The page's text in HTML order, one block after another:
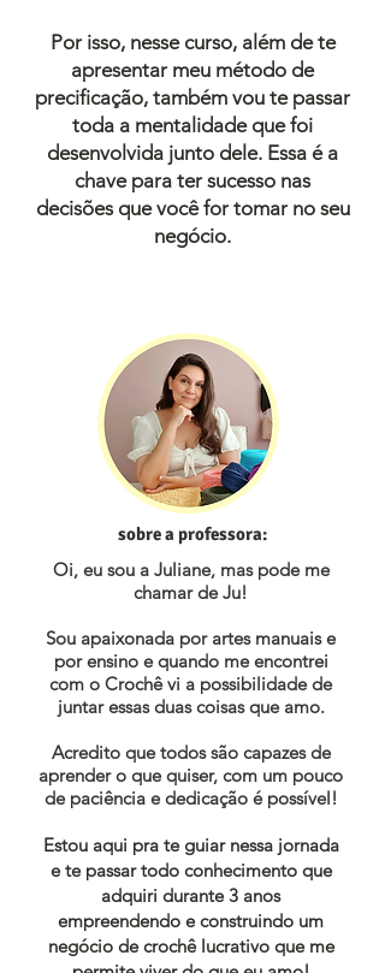
Por isso, nesse curso, além de te
apresentar meu método de
precificação, também vou te passar
toda a mentalidade que foi
desenvolvida junto dele. Essa é a
chave para ter sucesso nas
decisões que você for tomar no seu
negócio.
Oi, eu sou a Juliane, mas pode me
chamar de Ju!
Sou apaixonada por artes manuais e
por ensino e quando me encontrei
com o Crochê vi a possibilidade de
juntar essas duas coisas que amo.
Acredito que todos são capazes de
aprender o que quiser, com um pouco
de paciência e dedicação é possível!
Estou aqui pra te guiar nessa jornada
e te passar todo conhecimento que
adquiri durante 3 anos
empreendendo e construindo um
negócio de crochê lucrativo que me
sobre a professora: